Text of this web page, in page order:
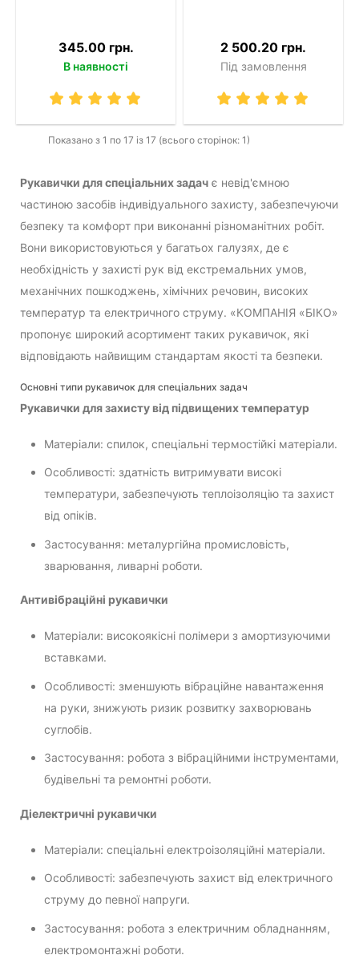
345.00 грн.
В наявності
2 500.20 грн.
Під замовлення
Показано з 1 по 17 із 17 (всього сторінок: 1)
Рукавички для спеціальних задач є невід'ємною
частиною засобів індивідуального захисту, забезпечуючи
безпеку та комфорт при виконанні різноманітних робіт.
Вони використовуються у багатьох галузях, де є
необхідність у захисті рук від екстремальних умов,
механічних пошкоджень, хімічних речовин, високих
температур та електричного струму. «КОМПАНІЯ «БІКО»
пропонує широкий асортимент таких рукавичок, які
відповідають найвищим стандартам якості та безпеки.
Основні типи рукавичок для спеціальних задач
Рукавички для захисту від підвищених температур
Матеріали: спилок, спеціальні термостійкі матеріали.
Особливості: здатність витримувати високі
температури, забезпечують теплоізоляцію та захист
від опіків.
Застосування: металургійна промисловість,
зварювання, ливарні роботи.
Антивібраційні рукавички
Матеріали: високоякісні полімери з амортизуючими
вставками.
Особливості: зменшують вібраційне навантаження
на руки, знижують ризик розвитку захворювань
суглобів.
Застосування: робота з вібраційними інструментами,
будівельні та ремонтні роботи.
Діелектричні рукавички
Матеріали: спеціальні електроізоляційні матеріали.
Особливості: забезпечують захист від електричного
струму до певної напруги.
Застосування: робота з електричним обладнанням,
електромонтажні роботи.